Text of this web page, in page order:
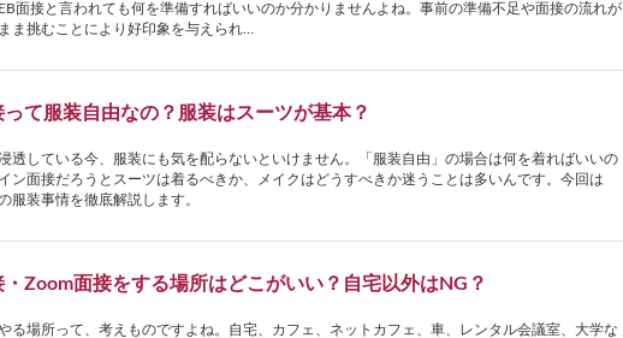
面接と言われても何を準備すればいいのか分かりませんよね。事前の準備不足や面接の流れが
ま挑むことにより好印象を与えられ…
て服装自由なの？服装はスーツが基本？
透している今、服装にも気を配らないといけません。「服装自由」の場合は何を着ればいいの
ン面接だろうとスーツは着るべきか、メイクはどうすべきか迷うことは多いんです。今回は
服装事情を徹底解説します。
Zoom面接をする場所はどこがいい？自宅以外はNG？
る場所って、考えものですよね。自宅、カフェ、ネットカフェ、車、レンタル会議室、大学な